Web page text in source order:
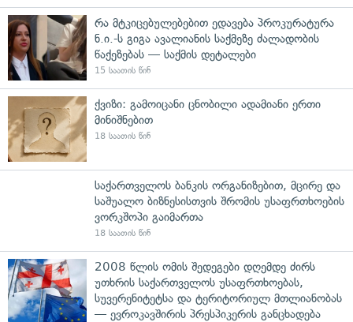
რა მტკიცებულებებით ედავება პროკურატურა
ნ.ი.-ს გიგა ავალიანის საქმეზე ძალადობის
წაქეზებას — საქმის დეტალები
15 საათის წინ
ქვიზი: გამოიცანი ცნობილი ადამიანი ერთი
მინიშნებით
18 საათის წინ
საქართველოს ბანკის ორგანიზებით, მცირე და
საშუალო ბიზნესისთვის შრომის უსაფრთხოების
ვორკშოპი გაიმართა
18 საათის წინ
2008 წლის ომის შედეგები დღემდე ძირს
უთხრის საქართველოს უსაფრთხოებას,
სუვერენიტეტსა და ტერიტორიულ მთლიანობას
— ევროკავშირის პრესპიკერის განცხადება